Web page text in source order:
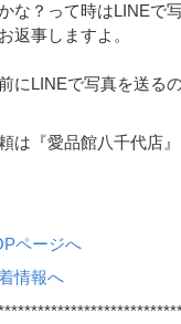
な？って時はLINEで
返事しますよ。
にLINEで写真を送るの
は『愛品館八千代店』
ページへ
情報へ